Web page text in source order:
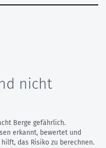
nicht
Berge gefährlich.
erkannt, bewertet und
das Risiko zu berechnen.